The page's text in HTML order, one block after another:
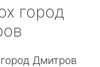
город
Дмитров